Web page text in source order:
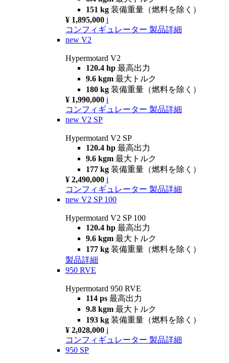
151 kg 装備重量（燃料を除く）
¥ 1,895,000 i
コンフィギュレーター 製品詳細
new V2
Hypermotard V2
120.4 hp 最高出力
9.6 kgm 最大トルク
180 kg 装備重量（燃料を除く）
¥ 1,990,000 i
コンフィギュレーター 製品詳細
new V2 SP
Hypermotard V2 SP
120.4 hp 最高出力
9.6 kgm 最大トルク
177 kg 装備重量（燃料を除く）
¥ 2,490,000 i
コンフィギュレーター 製品詳細
new V2 SP 100
Hypermotard V2 SP 100
120.4 hp 最高出力
9.6 kgm 最大トルク
177 kg 装備重量（燃料を除く）
製品詳細
950 RVE
Hypermotard 950 RVE
114 ps 最高出力
9.8 kgm 最大トルク
193 kg 装備重量（燃料を除く）
¥ 2,028,000 i
コンフィギュレーター 製品詳細
950 SP